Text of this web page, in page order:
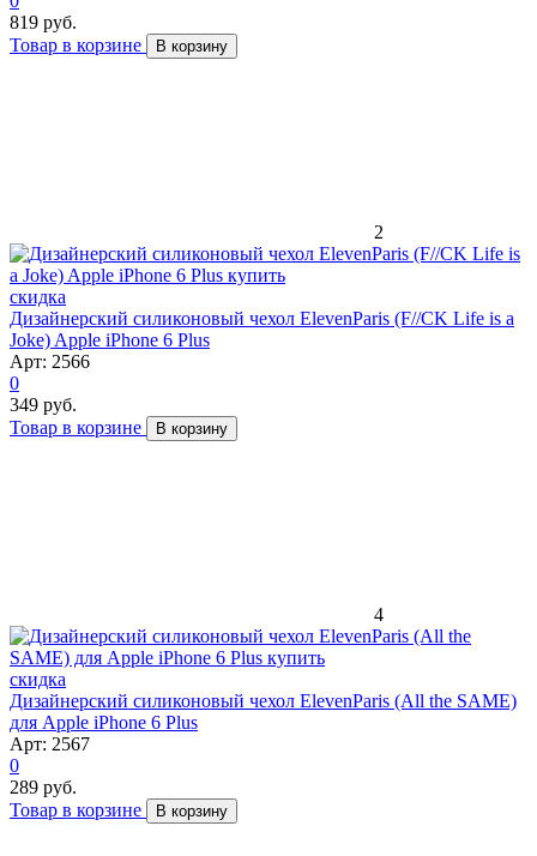
819 руб.
Товар в корзине
В корзину
2
скидка
Дизайнерский силиконовый чехол ElevenParis (F//CK Life is a
Joke) Apple iPhone 6 Plus
Арт: 2566
0
349 руб.
Товар в корзине
В корзину
4
скидка
Дизайнерский силиконовый чехол ElevenParis (All the SAME)
для Apple iPhone 6 Plus
Арт: 2567
0
289 руб.
Товар в корзине
В корзину